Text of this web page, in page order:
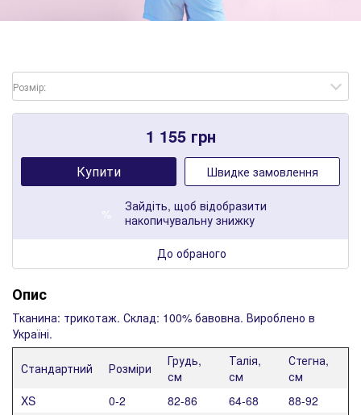
Розмір:
1 155грн
Купити Швидке замовлення
Зайдіть, щоб відобразити
накопичувальну знижку
До обраного
Опис
Тканина: трикотаж. Склад: 100% бавовна. Вироблено в
Україні.
Стандартний Розміри
Грудь,
см
Талія,
см
Стегна,
см
XS
0-2 82-86 64-68
88-92